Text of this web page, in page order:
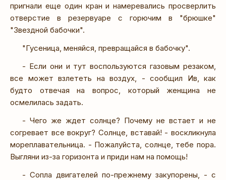
пригнали еще один кран и намеревались просверлить
отверстие в резервуаре с горючим в "брюшке"
"Звездной бабочки".
"Гусеница, меняйся, превращайся в бабочку".
- Если они и тут воспользуются газовым резаком,
все может взлететь на воздух, - сообщил Ив, как
будто отвечая на вопрос, который женщина не
осмелилась задать.
- Чего же ждет солнце? Почему не встает и не
согревает все вокруг? Солнце, вставай! - воскликнула
мореплавательница. - Пожалуйста, солнце, тебе пора.
Выгляни из-за горизонта и приди нам на помощь!
- Сопла двигателей по-прежнему закупорены, - с